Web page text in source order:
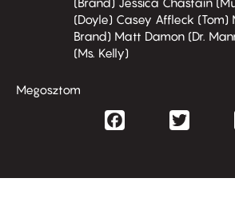
(Doyle) Casey Affleck (Tom)
Brand) Matt Damon (Dr.
(Ms. Kelly)
Megosztom
Facebook